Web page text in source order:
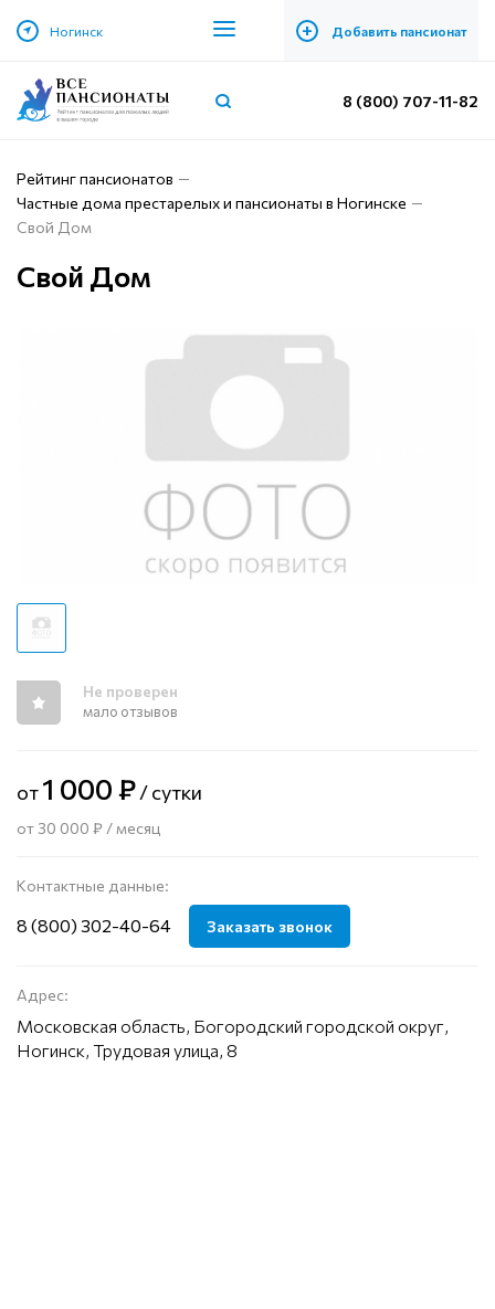
Ногинск + Добавить пансионат
8 (800) 707-11-82
Рейтинг пансионатов
Частные дома престарелых и пансионаты в Ногинске
Свой Дом
Свой Дом
Не проверен
мало отзывов
от1 000 ₽/ сутки
от 30 000 ₽ / месяц
Контактные данные:
8 (800) 302-40-64 Заказать звонок
Адрес:
Московская область, Богородский городской округ,
Ногинск, Трудовая улица, 8